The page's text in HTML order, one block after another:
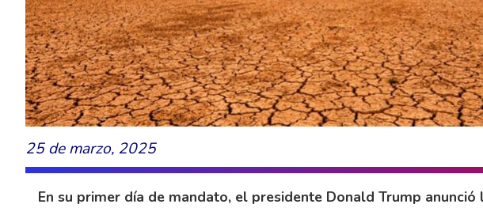
25 de marzo, 2025
En su primer día de mandato, el presidente Donald Trump